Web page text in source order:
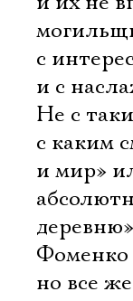
с
и с
Не с
с каким
и мир»
Фоменко
но все